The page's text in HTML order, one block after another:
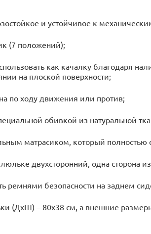
и устойчивое к
(7 положений);
как качалку благодаря
на плоской поверхности;
по ходу движения или против;
обивкой из натуральной
матрасиком, который полностью
двухсторонний, одна сторона
ремнями безопасности на заднем
(ДхШ) – 80х38 см, а внешние